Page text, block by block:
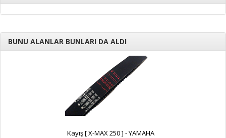
BUNU ALANLAR BUNLARI DA ALDI
Kayış [ X-MAX 250 ] - YAMAHA